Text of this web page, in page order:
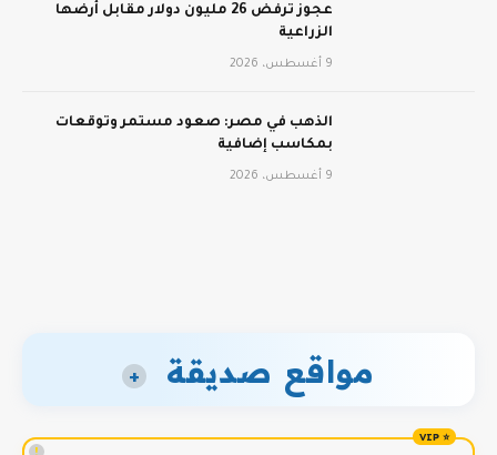
عجوز ترفض 26 مليون دولار مقابل أرضها
الزراعية
9 أغسطس، 2026
الذهب في مصر: صعود مستمر وتوقعات
بمكاسب إضافية
9 أغسطس، 2026
مواقع صديقة +
!